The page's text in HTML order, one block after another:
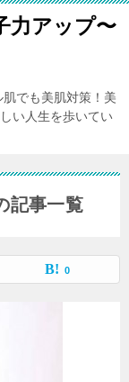
力アップ〜
でも美肌対策！美
い人生を歩いてい
記事一覧
0